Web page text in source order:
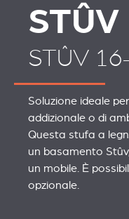
STÛV
Soluzione ideale
addizionale o di
Questa stufa a
un basamento
un mobile. È
opzionale.